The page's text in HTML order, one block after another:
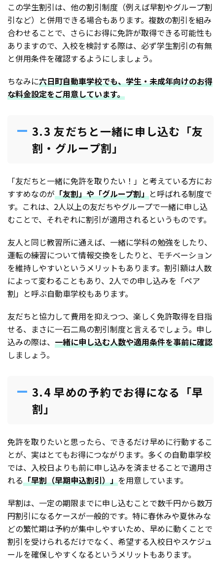
この学生割引は、他の割引制度（例えば早割やグループ割
引など）と併用できる場合もあります。複数の割引を組み
合わせることで、さらにお得に免許が取得できる可能性も
ありますので、入校を検討する際は、必ず学生割引の有無
と併用条件を確認するようにしましょう。
ちなみに六日町自動車学校でも、学生・未成年向けのお得
な料金設定をご用意しています。
3.3 友だちと一緒に申し込む「友
割・グループ割」
「友だちと一緒に免許を取りたい！」と考えている方にお
すすめなのが「友割」や「グループ割」と呼ばれる制度で
す。これは、2人以上の友だちやグループで一緒に申し込
むことで、それぞれに割引が適用されるというものです。
友人と同じ教習所に通えば、一緒に学科の勉強をしたり、
運転の練習について情報交換をしたりと、モチベーション
を維持しやすいというメリットもあります。割引額は人数
によって変わることもあり、2人での申し込みを「ペア
割」と呼ぶ自動車学校もあります。
友だちと協力して費用を抑えつつ、楽しく免許取得を目指
せる、まさに一石二鳥の割引制度と言えるでしょう。申し
込みの際は、 一緒に申し込む人数や適用条件を事前に確認
しましょう。
3.4 早めの予約でお得になる「早
割」
免許を取りたいと思ったら、できるだけ早めに行動するこ
とが、実はとてもお得につながります。多くの自動車学校
では、入校日よりも前に申し込みを済ませることで適用さ
れる「早割（早期申込割引）」を用意しています。
早割は、一定の期限までに申し込むことで数千円から数万
円割引になるケースが一般的です。特に春休みや夏休みな
どの繁忙期は予約が集中しやすいため、早めに動くことで
割引を受けられるだけでなく、希望する入校日やスケジュ
ールを確保しやすくなるというメリットもあります。